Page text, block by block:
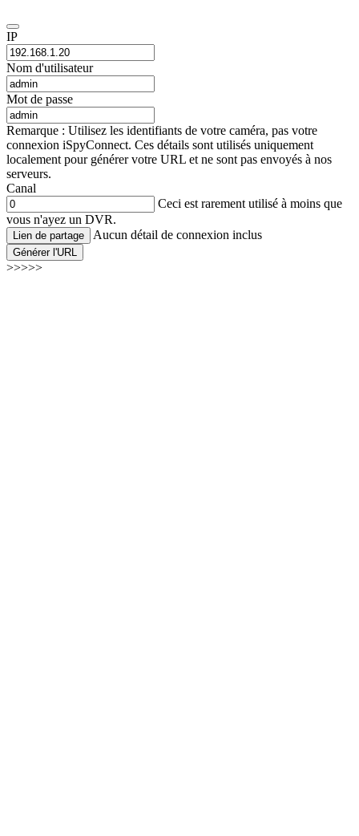
IP
Nom d'utilisateur
Mot de passe
Remarque : Utilisez les identifiants de votre caméra, pas votre
connexion iSpyConnect. Ces détails sont utilisés uniquement
localement pour générer votre URL et ne sont pas envoyés à nos
serveurs.
Canal
Ceci est rarement utilisé à moins que
vous n'ayez un DVR.
Lien de partage Aucun détail de connexion inclus
Générer l'URL
>>>>>